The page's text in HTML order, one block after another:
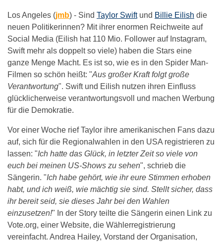
Los Angeles (jmb) - Sind Taylor Swiftund Billie Eilish die
neuen Politikerinnen? Mit ihrer enormen Reichweite auf
Social Media (Eilish hat 110 Mio. Follower auf Instagram,
Swift mehr als doppelt so viele) haben die Stars eine
ganze Menge Macht. Es ist so, wie es in den Spider Man-
Filmen so schön heißt: "Aus großer Kraft folgt große
Verantwortung". Swift und Eilish nutzen ihren Einfluss
glücklicherweise verantwortungsvoll und machen Werbung
für die Demokratie.
Vor einer Woche rief Taylor ihre amerikanischen Fans dazu
auf, sich für die Regionalwahlen in den USA registrieren zu
lassen: "Ich hatte das Glück, in letzter Zeit so viele von
euch bei meinen US-Shows zu sehen", schrieb die
Sängerin. "Ich habe gehört, wie ihr eure Stimmen erhoben
habt, und ich weiß, wie mächtig sie sind. Stellt sicher, dass
ihr bereit seid, sie dieses Jahr bei den Wahlen
einzusetzen!" In der Story teilte die Sängerin einen Link zu
Vote.org, einer Website, die Wählerregistrierung
vereinfacht. Andrea Hailey, Vorstand der Organisation,